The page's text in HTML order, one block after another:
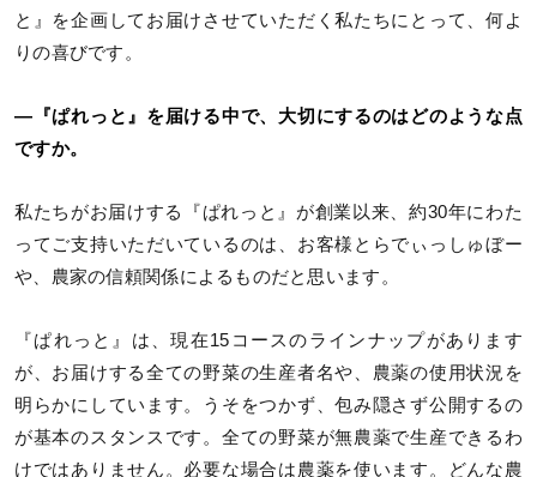
と』を企画してお届けさせていただく私たちにとって、何よ
りの喜びです。
―『ぱれっと』を届ける中で、大切にするのはどのような点
ですか。
私たちがお届けする『ぱれっと』が創業以来、約30年にわた
ってご支持いただいているのは、お客様とらでぃっしゅぼー
や、農家の信頼関係によるものだと思います。
『ぱれっと』は、現在15コースのラインナップがあります
が、お届けする全ての野菜の生産者名や、農薬の使用状況を
明らかにしています。うそをつかず、包み隠さず公開するの
が基本のスタンスです。全ての野菜が無農薬で生産できるわ
けではありません。必要な場合は農薬を使います。どんな農